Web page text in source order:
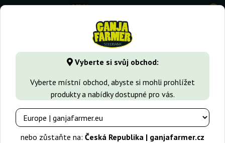
Vyberte si svůj obchod:
Vyberte místní obchod, abyste si mohli prohlížet
produkty a nabídky dostupné pro vás.
nebo zůstaňte na: Česká Republika | ganjafarmer.cz
0
GanjaFarmer.cz Typy Semen Marihuany Feminizovaná
-25%
+dárky